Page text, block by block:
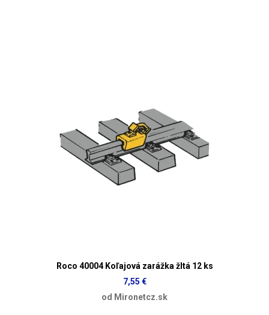
Roco 40004 Koľajová zarážka žltá 12 ks
7,55 €
od Mironetcz.sk